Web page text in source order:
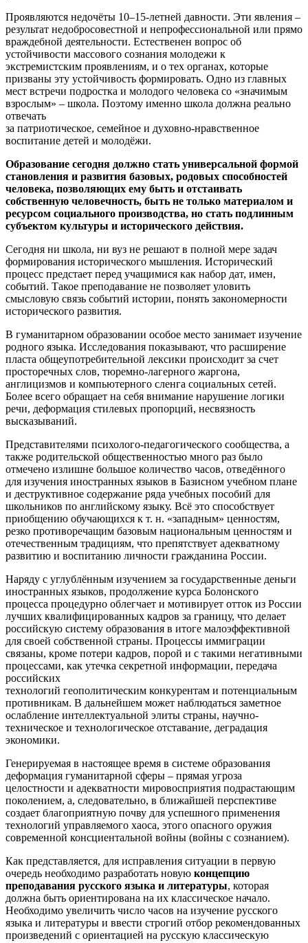
Проявляются недочёты 10–15-летней давности. Эти явления –
результат недобросовестной и непрофессиональной или прямо
враждебной деятельности. Естественен вопрос об
устойчивости массового сознания молодежи к
экстремистским проявлениям, и о тех органах, которые
призваны эту устойчивость формировать. Одно из главных
мест встречи подростка и молодого человека со «значимым
взрослым» – школа. Поэтому именно школа должна реально
отвечать
за патриотическое, семейное и духовно-нравственное
воспитание детей и молодёжи.
Образование сегодня должно стать универсальной формой
становления и развития базовых, родовых способностей
человека, позволяющих ему быть и отстаивать
собственную человечность, быть не только материалом и
ресурсом социального производства, но стать подлинным
субъектом культуры и исторического действия.
Сегодня ни школа, ни вуз не решают в полной мере задач
формирования исторического мышления. Исторический
процесс предстает перед учащимися как набор дат, имен,
событий. Такое преподавание не позволяет уловить
смысловую связь событий истории, понять закономерности
исторического развития.
В гуманитарном образовании особое место занимает изучение
родного языка. Исследования показывают, что расширение
пласта общеупотребительной лексики происходит за счет
просторечных слов, тюремно-лагерного жаргона,
англицизмов и компьютерного сленга социальных сетей.
Более всего обращает на себя внимание нарушение логики
речи, деформация стилевых пропорций, несвязность
высказываний.
Представителями психолого-педагогического сообщества, а
также родительской общественностью много раз было
отмечено излишне большое количество часов, отведённого
для изучения иностранных языков в Базисном учебном плане
и деструктивное содержание ряда учебных пособий для
школьников по английскому языку. Всё это способствует
приобщению обучающихся к т. н. «западным» ценностям,
резко противоречащим базовым национальным ценностям и
отечественным традициям, что препятствует адекватному
развитию и воспитанию личности гражданина России.
Наряду с углублённым изучением за государственные деньги
иностранных языков, продолжение курса Болонского
процесса процедурно облегчает и мотивирует отток из России
лучших квалифицированных кадров за границу, что делает
российскую систему образования в итоге малоэффективной
для своей собственной страны. Процессы иммиграции
связаны, кроме потери кадров, порой и с такими негативными
процессами, как утечка секретной информации, передача
российских
технологий геополитическим конкурентам и потенциальным
противникам. В дальнейшем может наблюдаться заметное
ослабление интеллектуальной элиты страны, научно-
техническое и технологическое отставание, деградация
экономики.
Генерируемая в настоящее время в системе образования
деформация гуманитарной сферы – прямая угроза
целостности и адекватности мировосприятия подрастающим
поколением, а, следовательно, в ближайшей перспективе
создает благоприятную почву для успешного применения
технологий управляемого хаоса, этого опасного оружия
современной консциентальной войны (войны с сознанием).
Как представляется, для исправления ситуации в первую
очередь необходимо разработать новую концепцию
преподавания русского языка и литературы, которая
должна быть ориентирована на их классическое начало.
Необходимо увеличить число часов на изучение русского
языка и литературы и ввести строгий отбор рекомендованных
произведений с ориентацией на русскую классическую